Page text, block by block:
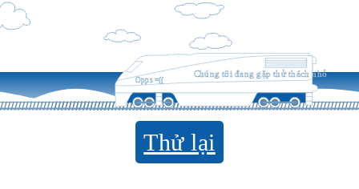
Opps =((
Chúng tôi đang gặp thử thách nhỏ
Thử lại